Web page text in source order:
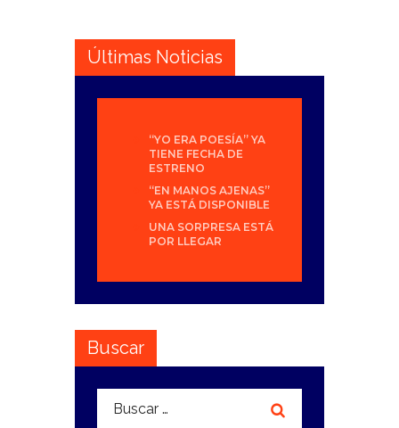
Últimas Noticias
“YO ERA POESÍA” YA
TIENE FECHA DE
ESTRENO
“EN MANOS AJENAS”
YA ESTÁ DISPONIBLE
UNA SORPRESA ESTÁ
POR LLEGAR
Buscar
Buscar: